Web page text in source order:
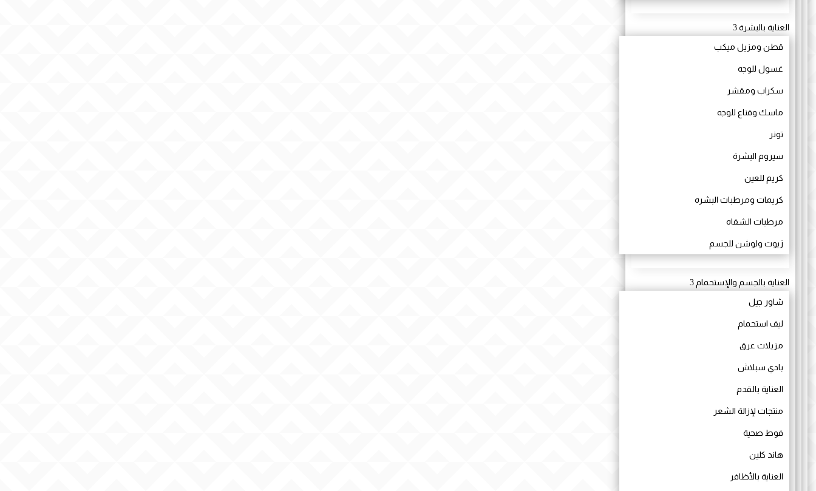
العناية بالبشرة 3
قطن ومزيل ميكب
غسول للوجه
سكراب ومقشر
ماسك وقناع للوجه
تونر
سيروم البشرة
كريم للعين
كريمات ومرطبات البشره
مرطبات الشفاه
زيوت ولوشن للجسم
العناية بالجسم والإستحمام 3
شاور جيل
ليف استحمام
مزيلات عرق
بادي سبلاش
العناية بالقدم
منتجات لإزالة الشعر
فوط صحية
هاند كلين
العناية بالأظافر